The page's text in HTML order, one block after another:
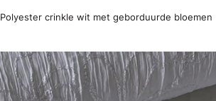
Polyester crinkle wit met geborduurde bloemen